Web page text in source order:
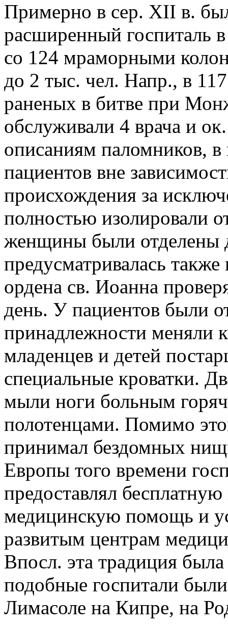
Примерно в сер. XII в.
расширенный госпиталь
со 124 мраморными
до 2 тыс. чел. Напр., в
раненых в битве при
обслуживали 4 врача и
описаниям паломников, в
пациентов вне
происхождения за
полностью изолировали
женщины были отделены
предусматривалась
ордена св. Иоанна
день. У пациентов были
принадлежности меняли
младенцев и детей
специальные кроватки.
мыли ноги больным
полотенцами. Помимо
принимал бездомных
Европы того времени
предоставлял
медицинскую помощь и
развитым центрам
Впосл. эта традиция
подобные госпитали
Лимасоле на Кипре, на